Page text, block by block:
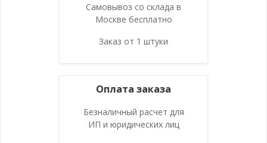
Самовывоз со склада в
Москве бесплатно
Заказ от 1 штуки
Оплата заказа
Безналичный расчет для
ИП и юридических лиц